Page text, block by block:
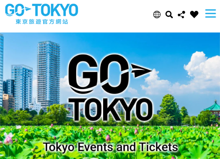
Select Language
日本語
ENGLISH
中文(简体)
中文(繁體/正體)
Share this page
Facebook
X (Twitter)
Email